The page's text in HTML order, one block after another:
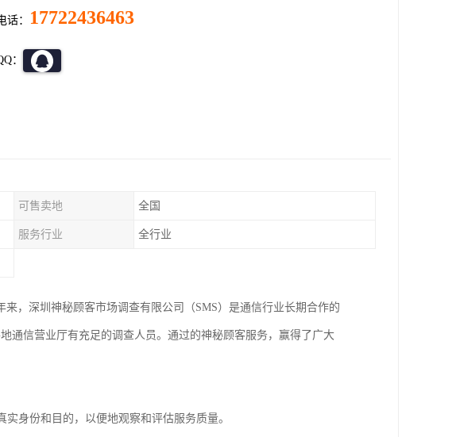
话： 17722436463
：
可售卖地 全国
服务行业 全行业
，深圳神秘顾客市场调查有限公司（SMS）是通信行业长期合作的
通信营业厅有充足的调查人员。通过的神秘顾客服务，赢得了广大
身份和目的，以便地观察和评估服务质量。